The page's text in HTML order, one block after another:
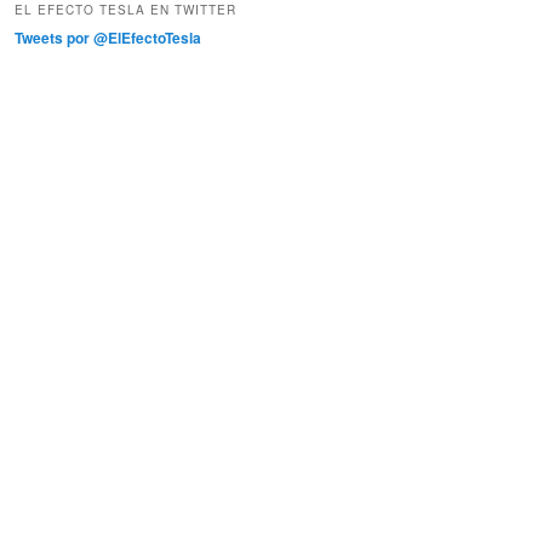
EL EFECTO TESLA EN TWITTER
Tweets por @ElEfectoTesla